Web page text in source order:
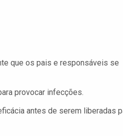
que os pais e responsáveis se
provocar infecções.
antes de serem liberadas